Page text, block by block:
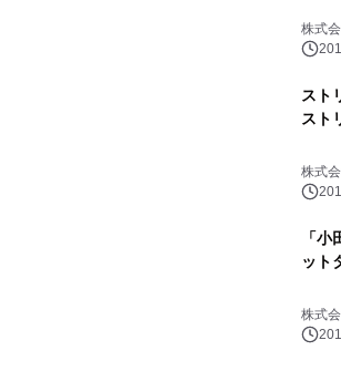
株式
スト
スト
株式
「
ット
株式